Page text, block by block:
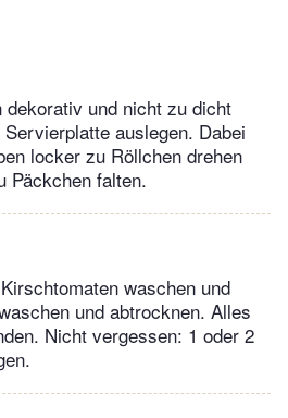
und nicht zu dicht
auslegen. Dabei
locker zu Röllchen drehen
Päckchen falten.
waschen und
und abtrocknen. Alles
Nicht vergessen: 1 oder 2